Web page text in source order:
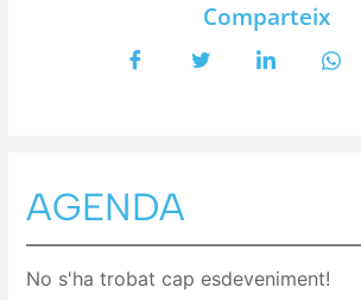
Comparteix
AGENDA
No s'ha trobat cap esdeveniment!